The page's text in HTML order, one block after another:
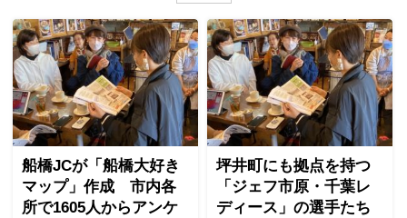
船橋JCが「船橋大好き
マップ」作成 市内各
所で1605人からアンケ
坪井町にも拠点を持つ
「ジェフ市原・千葉レ
ディース」の選手たち